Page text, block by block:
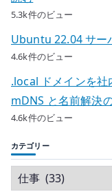
5.3k件のビュー
Ubuntu 22.04 サー
4.6k件のビュー
.local ドメインを社
mDNS と名前解決
4.6k件のビュー
カテゴリー